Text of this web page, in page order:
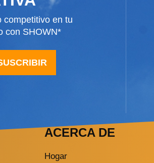
competitivo en tu
con SHOWN*
ACERCA DE
Hogar